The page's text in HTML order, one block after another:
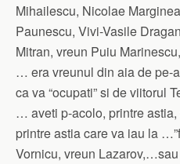
Mihailescu, Nicolae
Paunescu, Vivi-Vasile
Mitran, vreun Puiu
… era vreunul din aia de
ca va “ocupati” si de viitorul
… aveti p-acolo, printre
printre astia care va iau la
Vornicu, vreun